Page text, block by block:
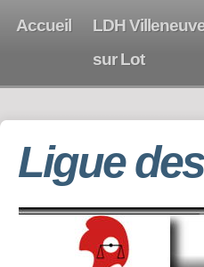
Accueil
LDH
sur Lot
Ligue